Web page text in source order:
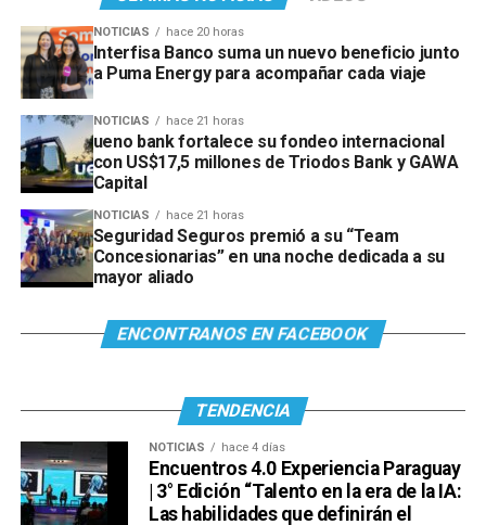
NOTICIAS hace 20 horas
Interfisa Banco suma un nuevo beneficio junto
a Puma Energy para acompañar cada viaje
NOTICIAS hace 21 horas
ueno bank fortalece su fondeo internacional
con US$17,5 millones de Triodos Bank y GAWA
Capital
NOTICIAS hace 21 horas
Seguridad Seguros premió a su “Team
Concesionarias” en una noche dedicada a su
mayor aliado
ENCONTRANOS EN FACEBOOK
TENDENCIA
NOTICIAS hace 4 días
Encuentros 4.0 Experiencia Paraguay
| 3° Edición “Talento en la era de la IA:
Las habilidades que definirán el